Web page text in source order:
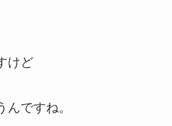
けど
ですね。